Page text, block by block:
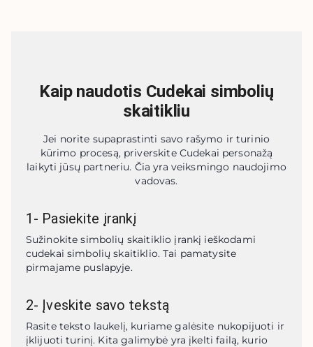
Kaip naudotis Cudekai simbolių
skaitikliu
Jei norite supaprastinti savo rašymo ir turinio
kūrimo procesą, priverskite Cudekai personažą
laikyti jūsų partneriu. Čia yra veiksmingo naudojimo
vadovas.
1 - Pasiekite įrankį
Sužinokite simbolių skaitiklio įrankį ieškodami
cudekai simbolių skaitiklio. Tai pamatysite
pirmajame puslapyje.
2- Įveskite savo tekstą
Rasite teksto laukelį, kuriame galėsite nukopijuoti ir
įklijuoti turinį. Kita galimybė yra įkelti failą, kurio